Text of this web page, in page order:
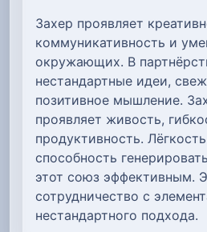
Захер проявляет
коммуникативность и
окружающих. В
нестандартные идеи,
позитивное мышление.
проявляет живость,
продуктивность.
способность
этот союз эффективным.
сотрудничество с
нестандартного подхода.